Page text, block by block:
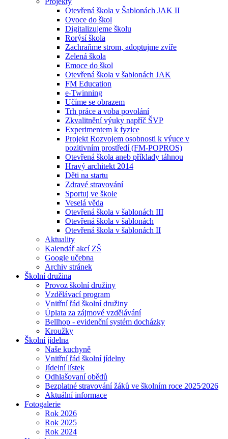
Otevřená škola v Šablonách JAK II
Ovoce do škol
Digitalizujeme školu
Rorýsí škola
Zachraňme strom, adoptujme zvíře
Zelená škola
Emoce do škol
Otevřená škola v šablonách JAK
FM Education
e-Twinning
Učíme se obrazem
Trh práce a voba povolání
Zkvalitnění výuky napříč ŠVP
Experimentem k fyzice
Projekt Rozvojem osobnosti k výuce v
pozitivním prostředí (FM-POPROS)
Otevřená škola aneb příklady táhnou
Hravý architekt 2014
Děti na startu
Zdravé stravování
Sportuj ve škole
Veselá věda
Otevřená škola v šablonách III
Otevřená škola v šablonách
Otevřená škola v šablonách II
Aktuality
Kalendář akcí ZŠ
Google učebna
Archiv stránek
Školní družina
Provoz školní družiny
Vzdělávací program
Vnitřní řád školní družiny
Úplata za zájmové vzdělávání
Bellhop - evidenční systém docházky
Kroužky
Školní jídelna
Naše kuchyně
Vnitřní řád školní jídelny
Jídelní lístek
Odhlašovaní obědů
Bezplatné stravování žáků ve školním roce 2025⁄2026
Aktuální informace
Fotogalerie
Rok 2026
Rok 2025
Rok 2024